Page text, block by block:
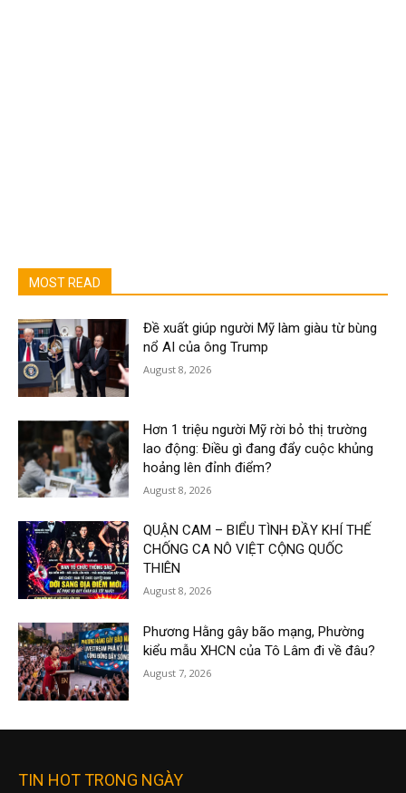
MOST READ
Đề xuất giúp người Mỹ làm giàu từ bùng
nổ AI của ông Trump
August 8, 2026
Hơn 1 triệu người Mỹ rời bỏ thị trường
lao động: Điều gì đang đẩy cuộc khủng
hoảng lên đỉnh điểm?
August 8, 2026
QUẬN CAM – BIỂU TÌNH ĐẦY KHÍ THẾ
CHỐNG CA NÔ VIỆT CỘNG QUỐC
THIÊN
August 8, 2026
Phương Hằng gây bão mạng, Phường
kiểu mẫu XHCN của Tô Lâm đi về đâu?
August 7, 2026
TIN HOT TRONG NGÀY